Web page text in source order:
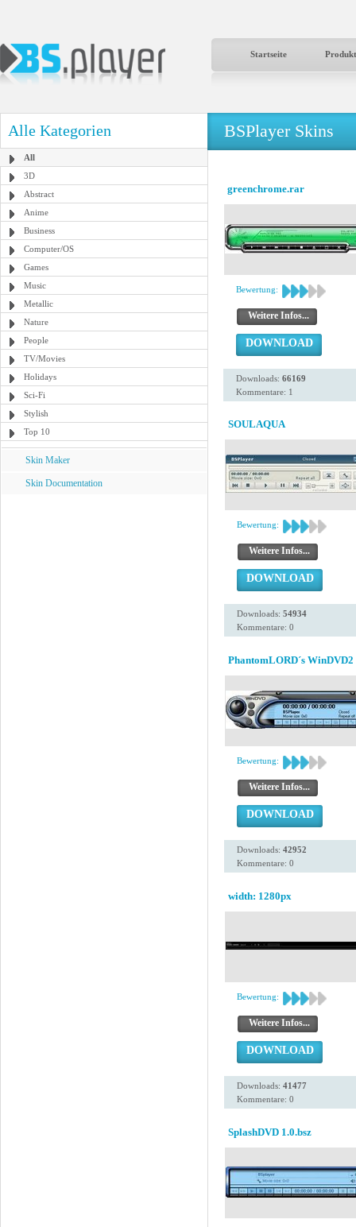
Startseite
Alle Kategorien
All
3D
Abstract
Anime
Business
Computer/OS
Games
Music
Metallic
Nature
People
TV/Movies
Holidays
Sci-Fi
Stylish
Top 10
Skin Maker
Skin Documentation
BSPlayer Skins
greenchrome.rar
Bewertung:
Weitere Infos...
DOWNLOAD
Downloads: 66169
Kommentare: 1
SOULAQUA
Bewertung:
Weitere Infos...
DOWNLOAD
Downloads: 54934
Kommentare: 0
PhantomLORD´s WinDVD2
Bewertung:
Weitere Infos...
DOWNLOAD
Downloads: 42952
Kommentare: 0
width: 1280px
Bewertung:
Weitere Infos...
DOWNLOAD
Downloads: 41477
Kommentare: 0
SplashDVD 1.0.bsz